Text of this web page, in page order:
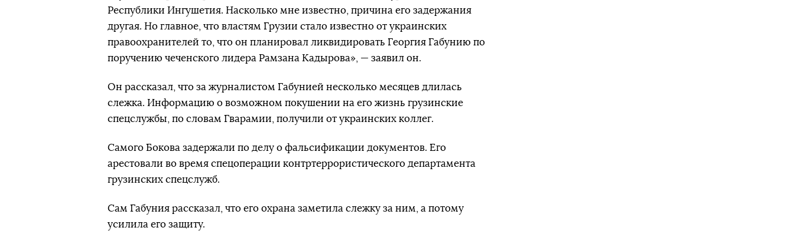
Республики Ингушетия. Насколько мне известно, причина его задержания
другая. Но главное, что властям Грузии стало известно от украинских
правоохранителей то, что он планировал ликвидировать Георгия Габунию по
поручению чеченского лидера Рамзана Кадырова», — заявил он.
Он рассказал, что за журналистом Габунией несколько месяцев длилась
слежка. Информацию о возможном покушении на его жизнь грузинские
спецслужбы, по словам Гварамии, получили от украинских коллег.
Самого Бокова задержали по делу о фальсификации документов. Его
арестовали во время спецоперации контртеррористического департамента
грузинских спецслужб.
Сам Габуния рассказал, что его охрана заметила слежку за ним, а потому
усилила его защиту.